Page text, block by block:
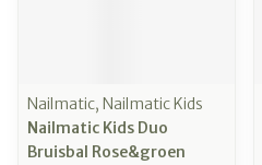
Nailmatic, Nailmatic Kids
Nailmatic Kids Duo
Bruisbal Rose&groen